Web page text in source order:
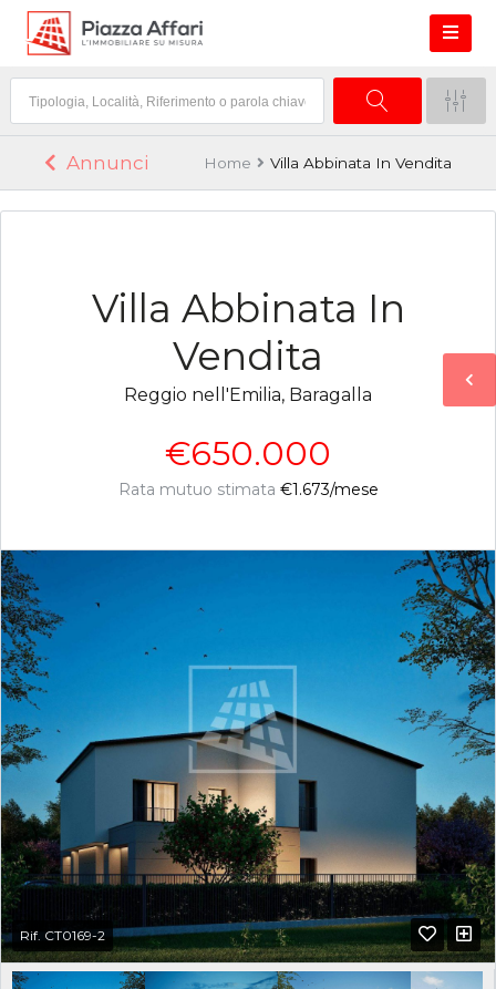
Annunci Home Villa Abbinata In Vendita
Villa Abbinata In
Vendita
Reggio nell'Emilia, Baragalla
€650.000
Rata mutuo stimata €1.673/mese
Rif. CT0169-2